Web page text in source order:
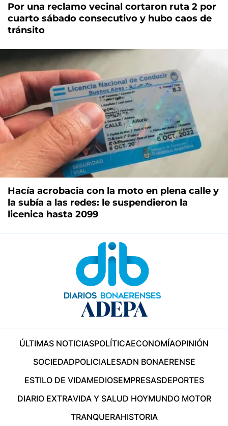
Por una reclamo vecinal cortaron ruta 2 por
cuarto sábado consecutivo y hubo caos de
tránsito
Hacía acrobacia con la moto en plena calle y
la subía a las redes: le suspendieron la
licenica hasta 2099
ÚLTIMAS NOTICIASPOLÍTICAECONOMÍAOPINIÓN
SOCIEDADPOLICIALESADN BONAERENSE
ESTILO DE VIDAMEDIOSEMPRESASDEPORTES
DIARIO EXTRAVIDA Y SALUD HOYMUNDO MOTOR
TRANQUERAHISTORIA